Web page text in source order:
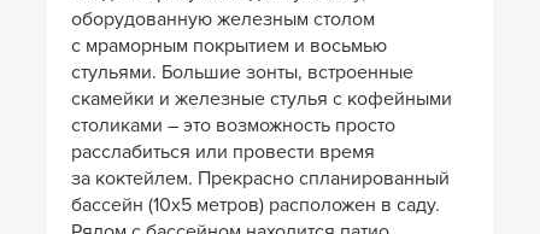
оборудованную железным столом
с мраморным покрытием и восьмью
стульями. Большие зонты, встроенные
скамейки и железные стулья с кофейными
столиками – это возможность просто
расслабиться или провести время
за коктейлем. Прекрасно спланированный
бассейн (10х5 метров) расположен в саду.